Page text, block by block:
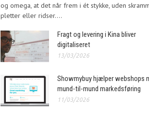
og omega, at det når frem i ét stykke, uden
pletter eller ridser....
Fragt og levering i Kina bliver
digitaliseret
13/03/2026
Showmybuy hjælper webshops
mund-til-mund markedsføring
11/03/2026